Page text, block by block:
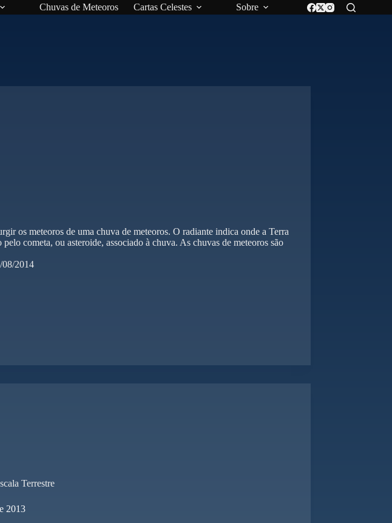
Chuvas de Meteoros Cartas Celestes Sobre
os meteoros de uma chuva de meteoros. O radiante indica onde a Terra
cometa, ou asteroide, associado à chuva. As chuvas de meteoros são
08/2014
Terrestre
2013